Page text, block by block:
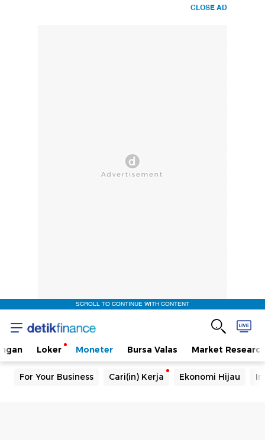
CLOSE AD
SCROLL TO CONTINUE WITH CONTENT
Loker Moneter Bursa Valas Market Research
For Your Business Cari(in) Kerja Ekonomi Hijau